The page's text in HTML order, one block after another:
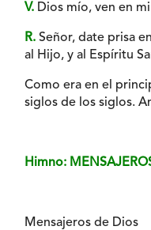
V. Dios mío, ven en
R. Señor, date prisa
al Hijo, y al Espíritu
Como era en el
siglos de los siglos.
Himno:
Mensajeros de Dios